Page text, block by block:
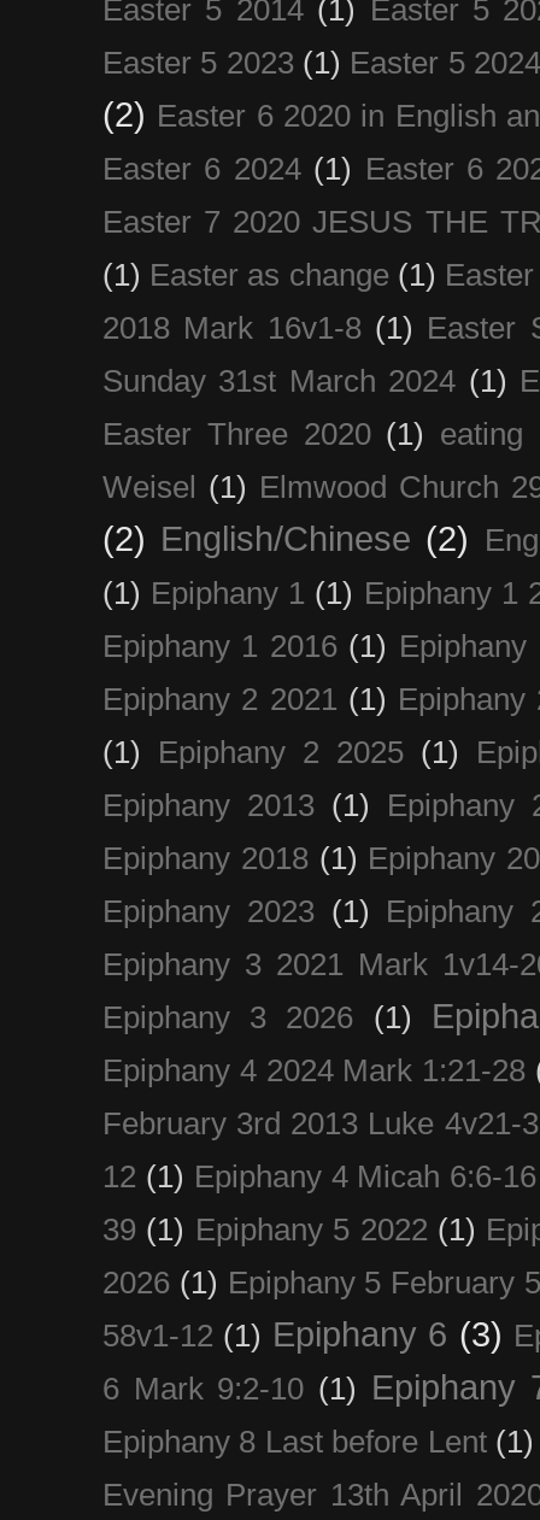
Easter 5 2014 (1) Easter 5
Easter 5 2023 (1) Easter 5
(2) Easter 6 2020 in English
Easter 6 2024 (1) Easter 6
Easter 7 2020 JESUS THE
(1) Easter as change (1)
2018 Mark 16v1-8 (1) Easter
Sunday 31st March 2024 (1)
Easter Three 2020 (1) eating
Weisel (1) Elmwood Church
(2) English/Chinese (2)
(1) Epiphany 1 (1) Epiphany 1
Epiphany 1 2016 (1) Epiphany
Epiphany 2 2021 (1) Epiphany
(1)
Epiphany 2 2025 (1)
Epiphany 2013 (1)
Epiphany
Epiphany 2018 (1) Epiphany
Epiphany 2023 (1)
Epiphany
Epiphany 3 2021 Mark 1v14-
Epiphany 3 2026
(1)
Epiphany 4 2024 Mark 1:21-28
February 3rd 2013 Luke 4v21-
12 (1) Epiphany 4 Micah 6:6-16
39 (1) Epiphany 5 2022 (1)
2026 (1) Epiphany 5 February
58v1-12 (1) Epiphany 6 (3)
6 Mark 9:2-10 (1) Epiphany
Epiphany 8 Last before Lent (1)
Evening Prayer 13th April